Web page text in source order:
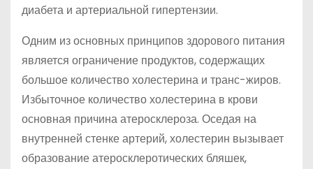
диабета и артериальной гипертензии.
Одним из основных принципов здорового питания
является ограничение продуктов, содержащих
большое количество холестерина и транс-жиров.
Избыточное количество холестерина в крови
основная причина атеросклероза. Оседая на
внутренней стенке артерий, холестерин вызывает
образование атеросклеротических бляшек,